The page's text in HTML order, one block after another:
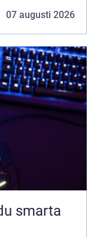
07 augusti 2026